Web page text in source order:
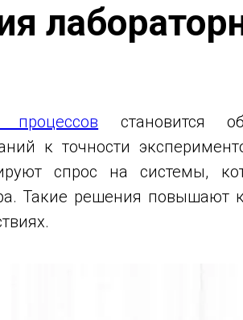
процессов становится
к точности
спрос на системы,
Такие решения повышают